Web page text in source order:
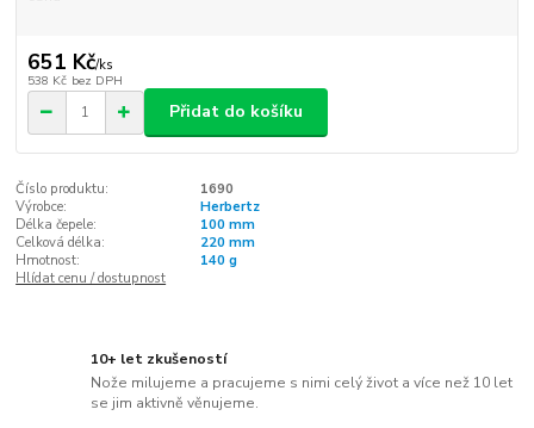
651 Kč/ks
538 Kč bez DPH
Přidat do košíku
Číslo produktu:
1690
Výrobce:
Herbertz
Délka čepele:
100 mm
Celková délka:
220 mm
Hmotnost:
140 g
Hlídat cenu / dostupnost
10+ let zkušeností
Nože milujeme a pracujeme s nimi celý život a více než 10 let
se jim aktivně věnujeme.